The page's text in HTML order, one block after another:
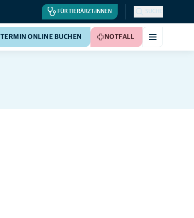
FÜR TIERÄRZT:INNEN SUCHE
TERMIN ONLINE BUCHEN NOTFALL